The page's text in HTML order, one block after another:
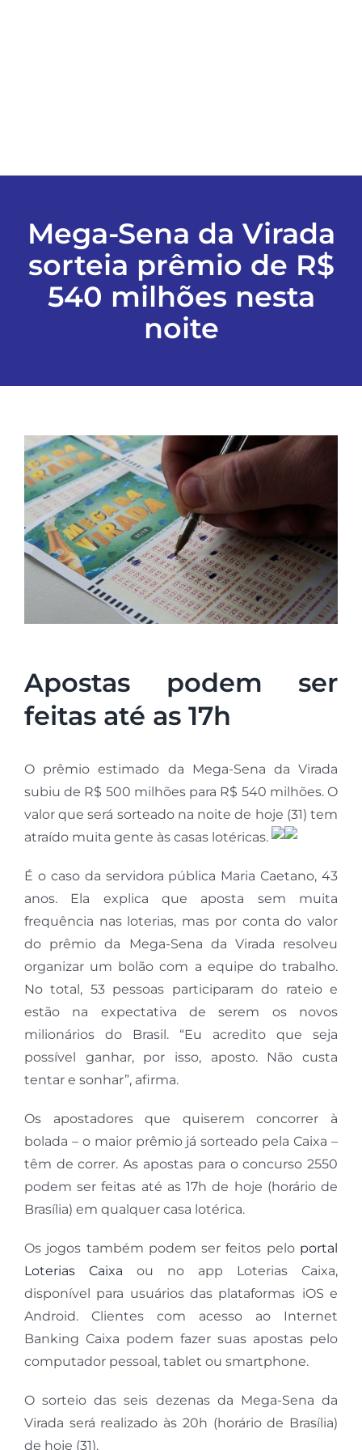
FALE CONOSCO
EDIÇÕES EM PDF
Mega-Sena da Virada
sorteia prêmio de R$
540 milhões nesta
noite
Apostas podem ser
feitas até as 17h
O prêmio estimado da Mega-Sena da Virada
subiu de R$ 500 milhões para R$ 540 milhões. O
valor que será sorteado na noite de hoje (31) tem
atraído muita gente às casas lotéricas.
É o caso da servidora pública Maria Caetano, 43
anos. Ela explica que aposta sem muita
frequência nas loterias, mas por conta do valor
do prêmio da Mega-Sena da Virada resolveu
organizar um bolão com a equipe do trabalho.
No total, 53 pessoas participaram do rateio e
estão na expectativa de serem os novos
milionários do Brasil. “Eu acredito que seja
possível ganhar, por isso, aposto. Não custa
tentar e sonhar”, afirma.
Os apostadores que quiserem concorrer à
bolada – o maior prêmio já sorteado pela Caixa –
têm de correr. As apostas para o concurso 2550
podem ser feitas até as 17h de hoje (horário de
Brasília) em qualquer casa lotérica.
Os jogos também podem ser feitos pelo portal
Loterias Caixa ou no app Loterias Caixa,
disponível para usuários das plataformas iOS e
Android. Clientes com acesso ao Internet
Banking Caixa podem fazer suas apostas pelo
computador pessoal, tablet ou smartphone.
O sorteio das seis dezenas da Mega-Sena da
Virada será realizado às 20h (horário de Brasília)
de hoje (31).